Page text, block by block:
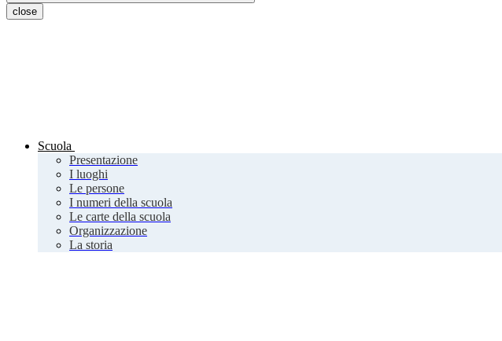
close
Scuola
Presentazione
I luoghi
Le persone
I numeri della scuola
Le carte della scuola
Organizzazione
La storia